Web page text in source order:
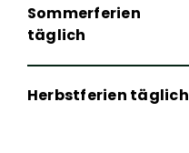
Sommerferien
täglich
Herbstferien täglich